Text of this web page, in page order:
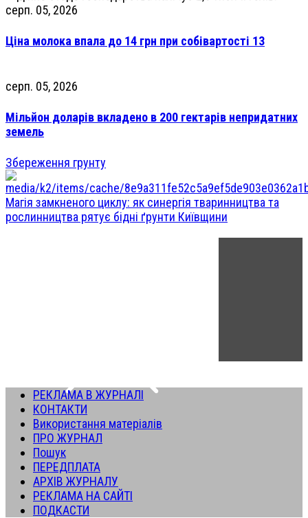
серп. 05, 2026
Ціна молока впала до 14 грн при собівартості 13
серп. 05, 2026
Мільйон доларів вкладено в 200 гектарів непридатних
земель
Збереження грунту
Магія замкненого циклу: як синергія тваринництва та
рослинництва рятує бідні ґрунти Київщини
РЕКЛАМА В ЖУРНАЛІ
КОНТАКТИ
Використання матеріалів
ПРО ЖУРНАЛ
Пошук
ПЕРЕДПЛАТА
АРХІВ ЖУРНАЛУ
РЕКЛАМА НА САЙТІ
ПОДКАСТИ